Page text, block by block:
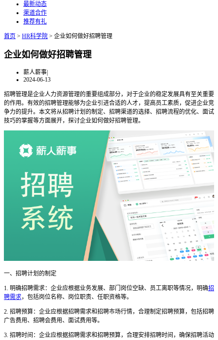
最新动态
渠道合作
推荐有礼
首页 > HR科学院 > 企业如何做好招聘管理
企业如何做好招聘管理
薪人薪事|
2024-06-13
招聘管理是企业人力资源管理的重要组成部分，对于企业的稳定发展具有至关重要
的作用。有效的招聘管理能够为企业引进合适的人才，提高员工素质，促进企业竞
争力的提升。本文将从招聘计划的制定、招聘渠道的选择、招聘流程的优化、面试
技巧的掌握等方面展开，探讨企业如何做好招聘管理。
一、招聘计划的制定
1. 明确招聘需求：企业应根据业务发展、部门岗位空缺、员工离职等情况，明确招
聘需求，包括岗位名称、岗位职责、任职资格等。
2. 招聘预算：企业应根据招聘需求和招聘市场行情，合理制定招聘预算，包括招聘
广告费用、招聘会费用、面试费用等。
3. 招聘时间：企业应根据招聘需求和招聘预算，合理安排招聘时间，确保招聘活动